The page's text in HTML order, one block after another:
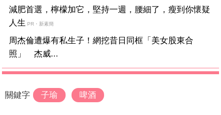
減肥首選，檸檬加它，堅持一週，腰細了，瘦到你懷疑
人生 PR・新素簡
周杰倫遭爆有私生子！網挖昔日同框「美女股東合
照」 杰威...
關鍵字 子瑜 啤酒